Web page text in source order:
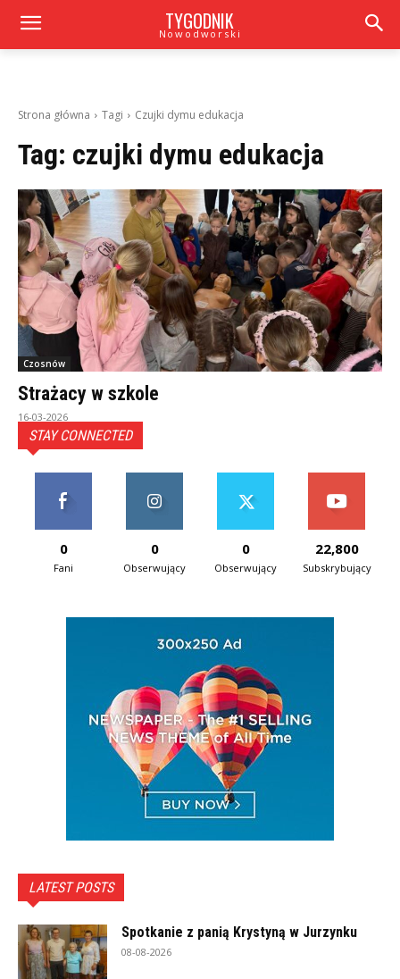
TYGODNIK
Nowodworski
Strona główna Tagi Czujki dymu edukacja
Tag: czujki dymu edukacja
Czosnów
Strażacy w szkole
16-03-2026
STAY CONNECTED
0
Fani
0
Obserwujący
0
Obserwujący
22,800
Subskrybujący
LATEST POSTS
Spotkanie z panią Krystyną w Jurzynku
08-08-2026